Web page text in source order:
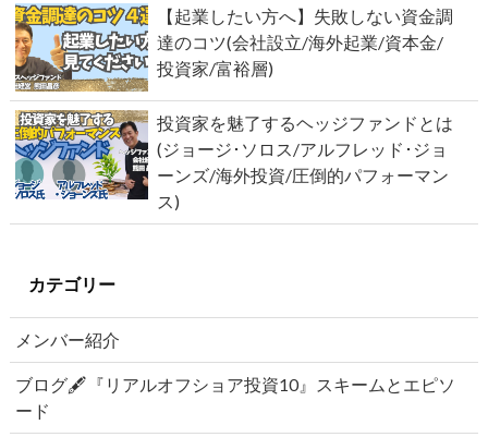
【起業したい方へ】失敗しない資金調
達のコツ(会社設立/海外起業/資本金/
投資家/富裕層)
投資家を魅了するヘッジファンドとは
(ジョージ･ソロス/アルフレッド･ジョ
ーンズ/海外投資/圧倒的パフォーマン
ス)
カテゴリー
メンバー紹介
ブログ🖋『リアルオフショア投資10』スキームとエピソ
ード